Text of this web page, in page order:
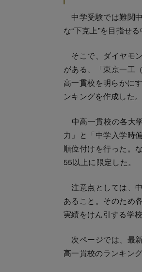
中学受験では難関
な“下克上”を目指せ
そこで、ダイヤモ
がある、「東京一工
高一貫校を明らかに
ンキングを作成した。
中高一貫校の各大
力」と「中学入学時
順位付けを行った。
55以上に限定した。
注意点としては、
あること。そのため
実績をけん引する学
次ページでは、最
高一貫校のランキン